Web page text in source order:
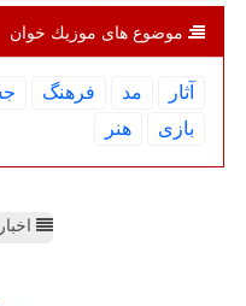
موضوع های موزیك خوان
آثار مد فرهنگ
بازی
هنر